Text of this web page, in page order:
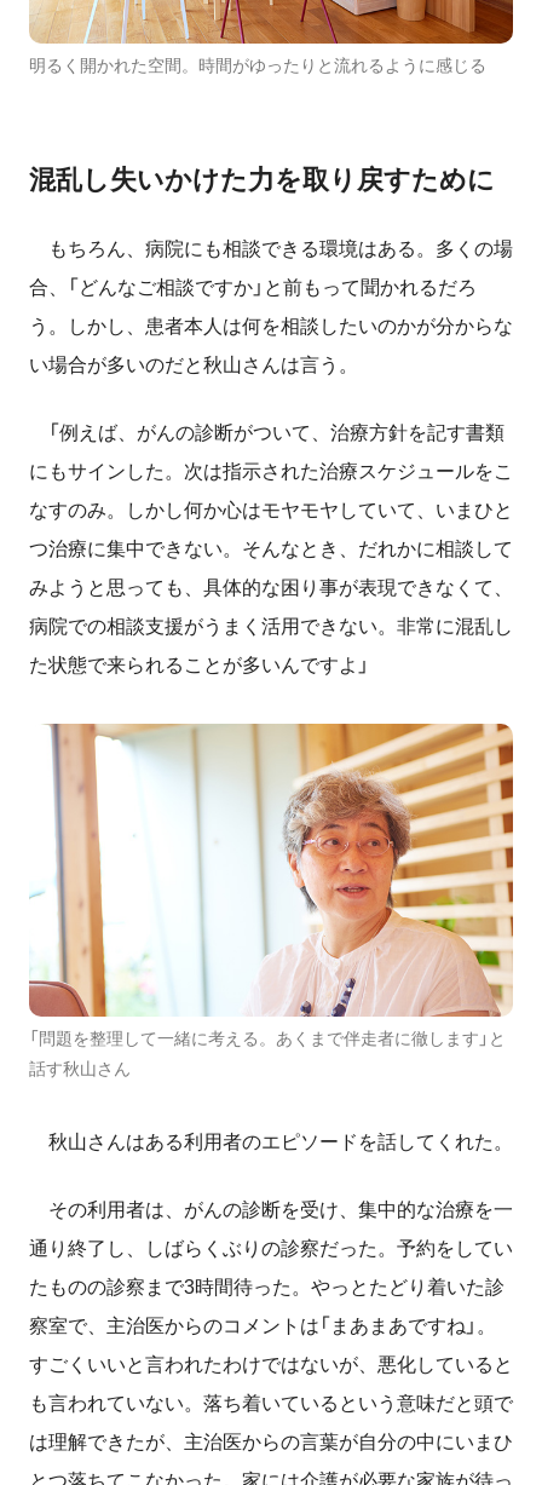
明るく開かれた空間。時間がゆったりと流れるように感じる
混乱し失いかけた力を取り戻すために
もちろん、病院にも相談できる環境はある。多くの場
合、「どんなご相談ですか」と前もって聞かれるだろ
う。しかし、患者本人は何を相談したいのかが分からな
い場合が多いのだと秋山さんは言う。
「例えば、がんの診断がついて、治療方針を記す書類
にもサインした。次は指示された治療スケジュールをこ
なすのみ。しかし何か心はモヤモヤしていて、いまひと
つ治療に集中できない。そんなとき、だれかに相談して
みようと思っても、具体的な困り事が表現できなくて、
病院での相談支援がうまく活用できない。非常に混乱し
た状態で来られることが多いんですよ」
「問題を整理して一緒に考える。あくまで伴走者に徹します」と
話す秋山さん
秋山さんはある利用者のエピソードを話してくれた。
その利用者は、がんの診断を受け、集中的な治療を一
通り終了し、しばらくぶりの診察だった。予約をしてい
たものの診察まで3時間待った。やっとたどり着いた診
察室で、主治医からのコメントは「まあまあですね」。
すごくいいと言われたわけではないが、悪化していると
も言われていない。落ち着いているという意味だと頭で
は理解できたが、主治医からの言葉が自分の中にいまひ